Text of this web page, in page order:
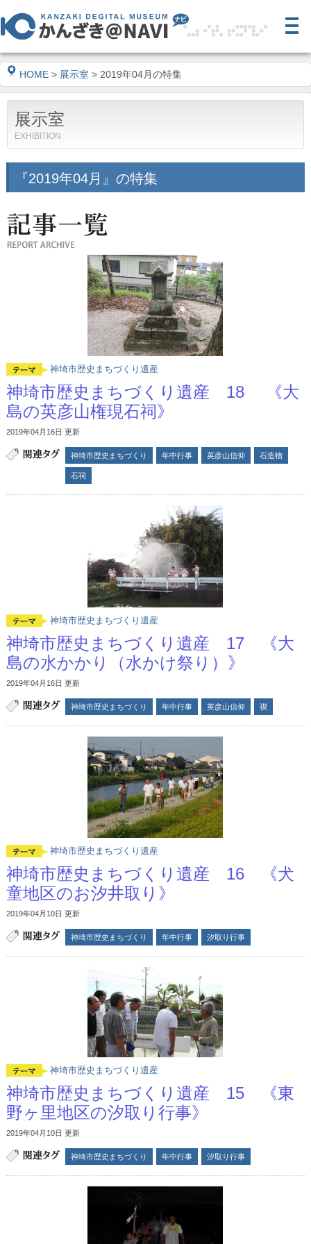
HOME > 展示室 > 2019年04月の特集
展示室
EXHIBITION
『2019年04月』の特集
神埼市歴史まちづくり遺産
神埼市歴史まちづくり遺産 18 《大
島の英彦山権現石祠》
2019年04月16日 更新
神埼市歴史まちづくり 年中行事 英彦山信仰 石造物
石祠
神埼市歴史まちづくり遺産
神埼市歴史まちづくり遺産 17 《大
島の水かかり（水かけ祭り）》
2019年04月16日 更新
神埼市歴史まちづくり 年中行事 英彦山信仰 禊
神埼市歴史まちづくり遺産
神埼市歴史まちづくり遺産 16 《犬
童地区のお汐井取り》
2019年04月10日 更新
神埼市歴史まちづくり 年中行事 汐取り行事
神埼市歴史まちづくり遺産
神埼市歴史まちづくり遺産 15 《東
野ヶ里地区の汐取り行事》
2019年04月10日 更新
神埼市歴史まちづくり 年中行事 汐取り行事